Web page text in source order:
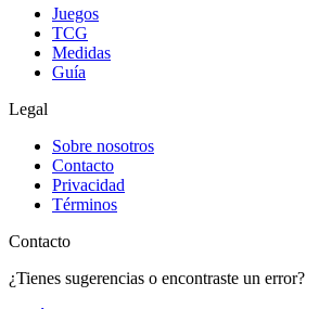
Juegos
TCG
Medidas
Guía
Legal
Sobre nosotros
Contacto
Privacidad
Términos
Contacto
¿Tienes sugerencias o encontraste un error?